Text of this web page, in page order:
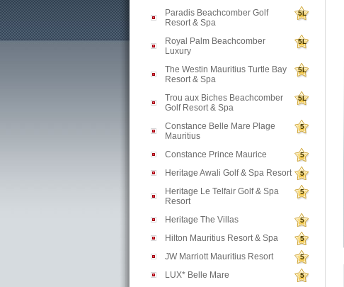
Paradis Beachcomber Golf
Resort & Spa
5L
Royal Palm Beachcomber
Luxury
5L
The Westin Mauritius Turtle Bay
Resort & Spa
5L
Trou aux Biches Beachcomber
Golf Resort & Spa
5L
Constance Belle Mare Plage
Mauritius
5
Constance Prince Maurice 5
Heritage Awali Golf & Spa Resort 5
Heritage Le Telfair Golf & Spa
Resort
5
Heritage The Villas 5
Hilton Mauritius Resort & Spa 5
JW Marriott Mauritius Resort 5
LUX* Belle Mare 5